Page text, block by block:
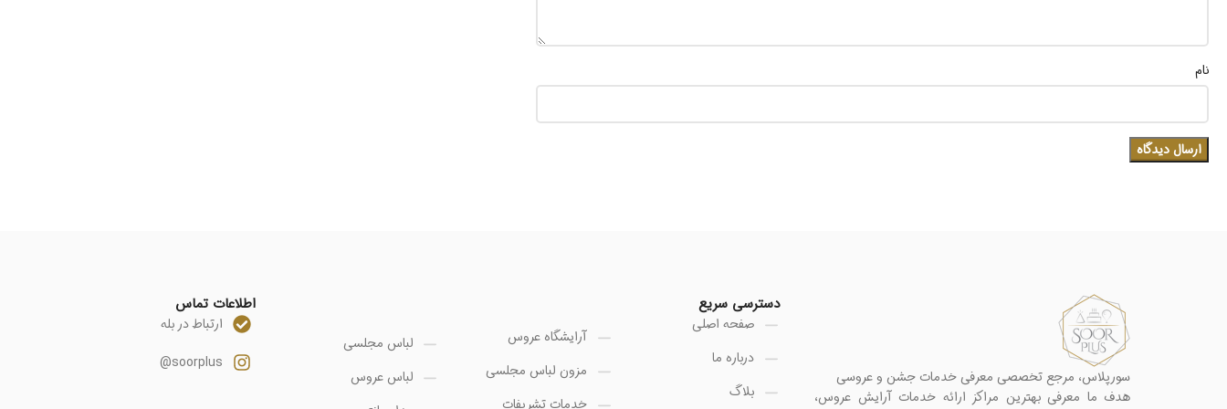
نام
سورپلاس، مرجع تخصصی معرفی خدمات جشن و عروسی
هدف ما معرفی بهترین مراکز ارائه خدمات آرایش عروس،
دسترسی سریع
صفحه اصلی
درباره ما
بلاگ
آرایشگاه عروس
مزون لباس مجلسی
خدمات تشریفات
لباس مجلسی
لباس عروس
اطلاعات تماس
ارتباط در بله
soorplus@